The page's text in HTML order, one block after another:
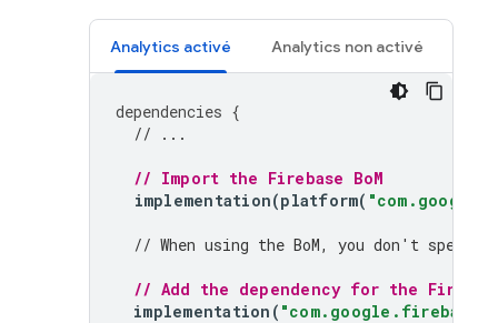
Analytics activé Analytics non activé
dependencies {
// ...
// Import the Firebase BoM
implementation(platform(
// When using the BoM, you don't specify
// Add the dependency for the
implementation (